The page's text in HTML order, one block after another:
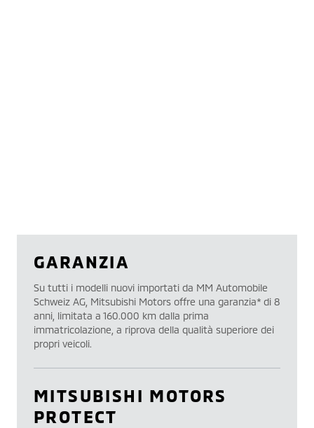
GARANZIA
Su tutti i modelli nuovi importati da MM Automobile
Schweiz AG, Mitsubishi Motors offre una garanzia* di 8
anni, limitata a 160.000 km dalla prima
immatricolazione, a riprova della qualità superiore dei
propri veicoli.
MITSUBISHI MOTORS
PROTECT